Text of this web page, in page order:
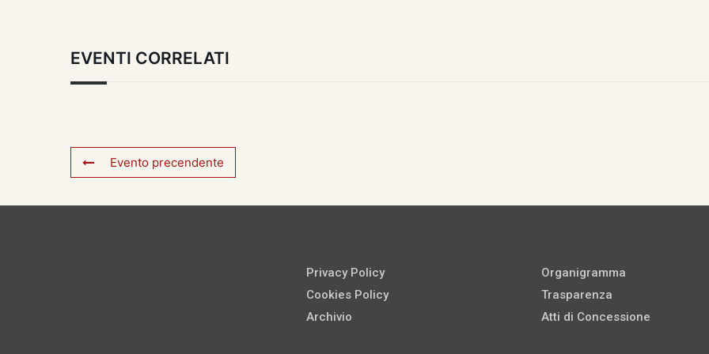
EVENTI CORRELATI
Evento precendente
Privacy Policy
Cookies Policy
Archivio
Organigramma
Trasparenza
Atti di Concessione